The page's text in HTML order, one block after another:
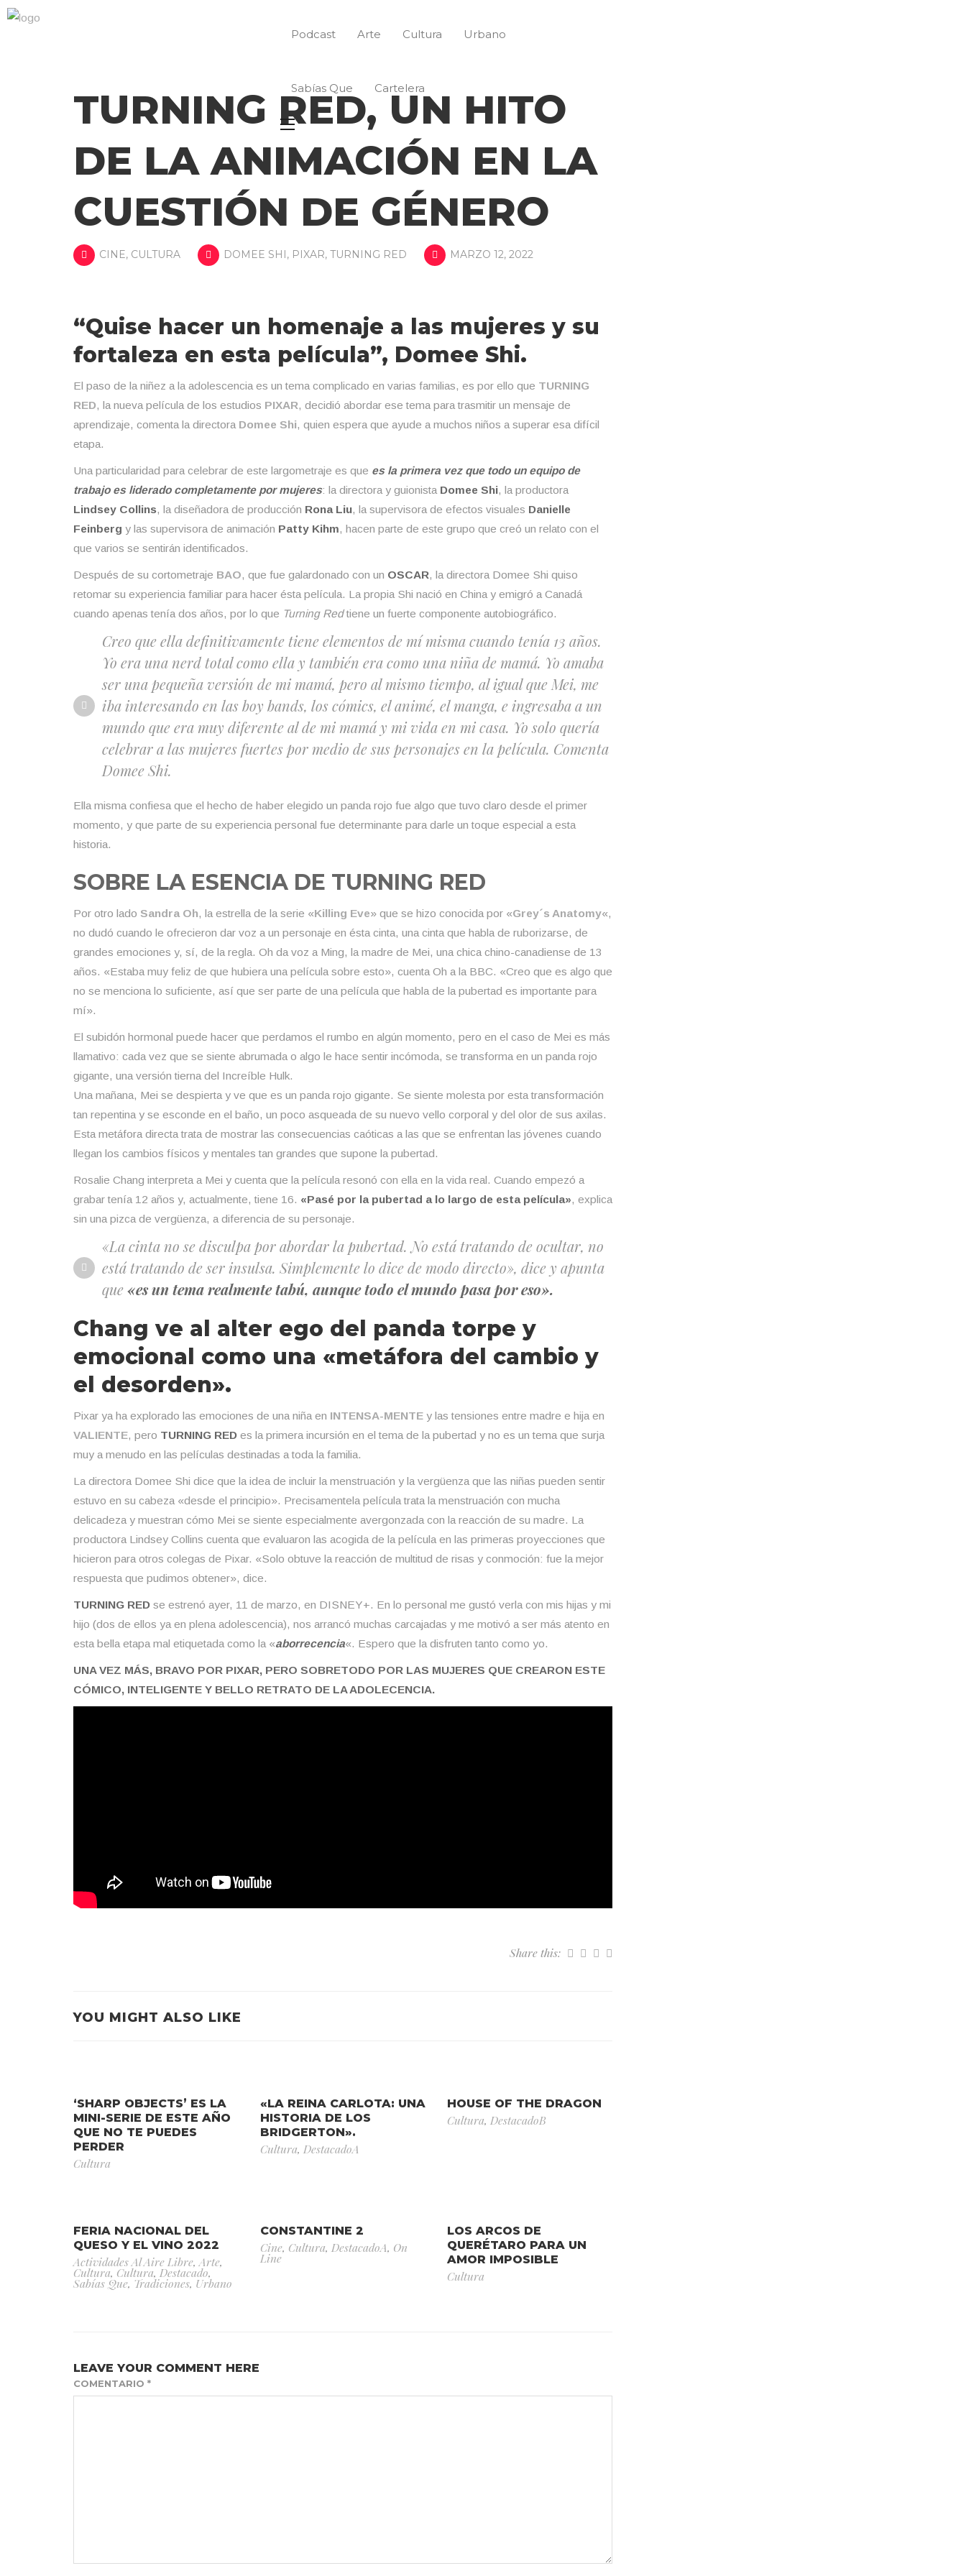
Podcast Arte Cultura Urbano
Sabías Que Cartelera
TURNING RED, UN HITO
DE LA ANIMACIÓN EN LA
CUESTIÓN DE GÉNERO
CINE, CULTURA DOMEE SHI, PIXAR, TURNING RED MARZO 12, 2022
“Quise hacer un homenaje a las mujeres y su
fortaleza en esta película”, Domee Shi.
El paso de la niñez a la adolescencia es un tema complicado en varias familias, es por ello que TURNING
RED, la nueva película de los estudios PIXAR, decidió abordar ese tema para trasmitir un mensaje de
aprendizaje, comenta la directora Domee Shi, quien espera que ayude a muchos niños a superar esa difícil
etapa.
Una particularidad para celebrar de este largometraje es que es la primera vez que todo un equipo de
trabajo es liderado completamente por mujeres: la directora y guionista Domee Shi, la productora
Lindsey Collins, la diseñadora de producción Rona Liu, la supervisora de efectos visuales Danielle
Feinberg y las supervisora de animación Patty Kihm, hacen parte de este grupo que creó un relato con el
que varios se sentirán identificados.
Después de su cortometraje BAO, que fue galardonado con un OSCAR, la directora Domee Shi quiso
retomar su experiencia familiar para hacer ésta película. La propia Shi nació en China y emigró a Canadá
cuando apenas tenía dos años, por lo que Turning Redtiene un fuerte componente autobiográfico.
Creo que ella definitivamente tiene elementos de mí misma cuando tenía 13 años.
Yo era una nerd total como ella y también era como una niña de mamá. Yo amaba
ser una pequeña versión de mi mamá, pero al mismo tiempo, al igual que Mei, me
iba interesando en las boy bands, los cómics, el animé, el manga, e ingresaba a un
mundo que era muy diferente al de mi mamá y mi vida en mi casa. Yo solo quería
celebrar a las mujeres fuertes por medio de sus personajes en la película. Comenta
Domee Shi.
Ella misma confiesa que el hecho de haber elegido un panda rojo fue algo que tuvo claro desde el primer
momento, y que parte de su experiencia personal fue determinante para darle un toque especial a esta
historia.
SOBRE LA ESENCIA DE TURNING RED
Por otro lado Sandra Oh, la estrella de la serie «Killing Eve» que se hizo conocida por «Grey´s Anatomy«,
no dudó cuando le ofrecieron dar voz a un personaje en ésta cinta, una cinta que habla de ruborizarse, de
grandes emociones y, sí, de la regla. Oh da voz a Ming, la madre de Mei, una chica chino-canadiense de 13
años. «Estaba muy feliz de que hubiera una película sobre esto», cuenta Oh a la BBC. «Creo que es algo que
no se menciona lo suficiente, así que ser parte de una película que habla de la pubertad es importante para
mí».
El subidón hormonal puede hacer que perdamos el rumbo en algún momento, pero en el caso de Mei es más
llamativo: cada vez que se siente abrumada o algo le hace sentir incómoda, se transforma en un panda rojo
gigante, una versión tierna del Increíble Hulk.
Una mañana, Mei se despierta y ve que es un panda rojo gigante. Se siente molesta por esta transformación
tan repentina y se esconde en el baño, un poco asqueada de su nuevo vello corporal y del olor de sus axilas.
Esta metáfora directa trata de mostrar las consecuencias caóticas a las que se enfrentan las jóvenes cuando
llegan los cambios físicos y mentales tan grandes que supone la pubertad.
Rosalie Chang interpreta a Mei y cuenta que la película resonó con ella en la vida real. Cuando empezó a
grabar tenía 12 años y, actualmente, tiene 16. «Pasé por la pubertad a lo largo de esta película», explica
sin una pizca de vergüenza, a diferencia de su personaje.
«La cinta no se disculpa por abordar la pubertad. No está tratando de ocultar, no
está tratando de ser insulsa. Simplemente lo dice de modo directo», dice y apunta
que«es un tema realmente tabú, aunque todo el mundo pasa por eso».
Chang ve al alter ego del panda torpe y
emocional como una «metáfora del cambio y
el desorden».
Pixar ya ha explorado las emociones de una niña en INTENSA-MENTE y las tensiones entre madre e hija en
VALIENTE, pero TURNING RED es la primera incursión en el tema de la pubertad y no es un tema que surja
muy a menudo en las películas destinadas a toda la familia.
La directora Domee Shi dice que la idea de incluir la menstruación y la vergüenza que las niñas pueden sentir
estuvo en su cabeza «desde el principio». Precisamentela película trata la menstruación con mucha
delicadeza y muestran cómo Mei se siente especialmente avergonzada con la reacción de su madre. La
productora Lindsey Collins cuenta que evaluaron las acogida de la película en las primeras proyecciones que
hicieron para otros colegas de Pixar. «Solo obtuve la reacción de multitud de risas y conmoción: fue la mejor
respuesta que pudimos obtener», dice.
TURNING RED se estrenó ayer, 11 de marzo, en DISNEY+. En lo personal me gustó verla con mis hijas y mi
hijo (dos de ellos ya en plena adolescencia), nos arrancó muchas carcajadas y me motivó a ser más atento en
esta bella etapa mal etiquetada como la «aborrecencia«. Espero que la disfruten tanto como yo.
UNA VEZ MÁS, BRAVO POR PIXAR, PERO SOBRETODO POR LAS MUJERES QUE CREARON ESTE
CÓMICO, INTELIGENTE Y BELLO RETRATO DE LA ADOLECENCIA.
Share this:
YOU MIGHT ALSO LIKE
‘SHARP OBJECTS’ ES LA
MINI-SERIE DE ESTE AÑO
QUE NO TE PUEDES
PERDER
Cultura
«LA REINA CARLOTA: UNA
HISTORIA DE LOS
BRIDGERTON».
Cultura, DestacadoA
HOUSE OF THE DRAGON
Cultura, DestacadoB
FERIA NACIONAL DEL
QUESO Y EL VINO 2022
Actividades Al Aire Libre, Arte,
Cultura, Cultura, Destacado,
Sabías Que, Tradiciones, Urbano
CONSTANTINE 2
Cine, Cultura, DestacadoA, On
Line
LOS ARCOS DE
QUERÉTARO PARA UN
AMOR IMPOSIBLE
Cultura
LEAVE YOUR COMMENT HERE
COMENTARIO *